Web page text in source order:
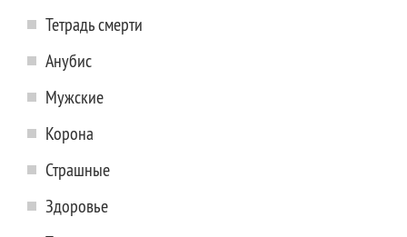
Тетрадь смерти
Анубис
Мужские
Корона
Страшные
Здоровье